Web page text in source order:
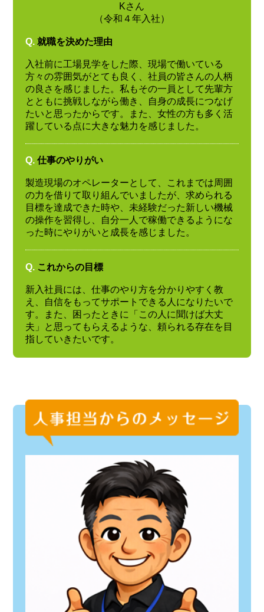
Kさん
（令和４年入社）
Q. 就職を決めた理由
入社前に工場見学をした際、現場で働いている
方々の雰囲気がとても良く、社員の皆さんの人柄
の良さを感じました。私もその一員として先輩方
とともに挑戦しながら働き、自身の成長につなげ
たいと思ったからです。また、女性の方も多く活
躍している点に大きな魅力を感じました。
Q. 仕事のやりがい
製造現場のオペレーターとして、これまでは周囲
の力を借りて取り組んでいましたが、求められる
目標を達成できた時や、未経験だった新しい機械
の操作を習得し、自分一人で稼働できるようにな
った時にやりがいと成長を感じました。
Q. これからの目標
新入社員には、仕事のやり方を分かりやすく教
え、自信をもってサポートできる人になりたいで
す。また、困ったときに「この人に聞けば大丈
夫」と思ってもらえるような、頼られる存在を目
指していきたいです。